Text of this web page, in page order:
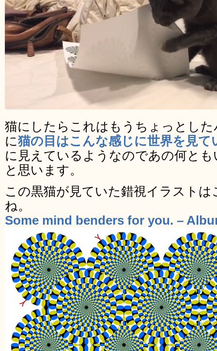
猫にしたらこれはもうちょっとし
に猫の目はこんな感じに世界を見て
に見えているようなのであの何と
と思います。
この黒猫が見ていた錯視イラスト
ね。
Some mind benders for you. –